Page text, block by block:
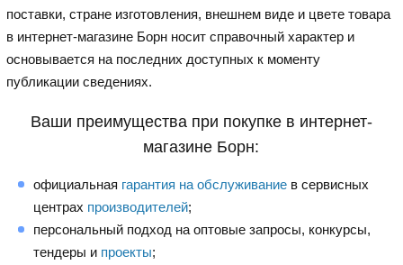
поставки, стране изготовления, внешнем виде и цвете товара
в интернет-магазине Борн носит справочный характер и
основывается на последних доступных к моменту
публикации сведениях.
Ваши преимущества при покупке в интернет-
магазине Борн:
официальная гарантия на обслуживание в сервисных
центрах производителей;
персональный подход на оптовые запросы, конкурсы,
тендеры и проекты;